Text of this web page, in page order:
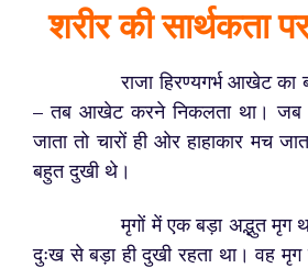
शरीर की सार्थकता
राजा हिरण्यगर्भ आखेट का
– तब आखेट करने निकलता था।
जाता तो चारों ही ओर हाहाकार मच
बहुत दुखी थे।
मृगों में एक बड़ा अद्भुत मृग
दुःख से बड़ा ही दुखी रहता था। वह मृग